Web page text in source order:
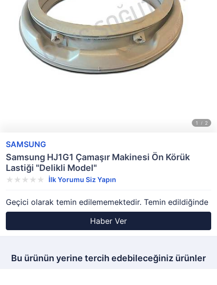
SAMSUNG
Samsung HJ1G1 Çamaşır Makinesi Ön Körük
Lastiği "Delikli Model"
İlk Yorumu Siz Yapın
Geçici olarak temin edilememektedir. Temin edildiğinde
Haber Ver
Bu ürünün yerine tercih edebileceğiniz ürünler